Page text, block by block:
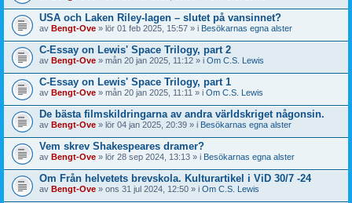
USA och Laken Riley-lagen – slutet på vansinnet?
av Bengt-Ove » lör 01 feb 2025, 15:57 » i Besökarnas egna alster
C-Essay on Lewis' Space Trilogy, part 2
av Bengt-Ove » mån 20 jan 2025, 11:12 » i Om C.S. Lewis
C-Essay on Lewis' Space Trilogy, part 1
av Bengt-Ove » mån 20 jan 2025, 11:11 » i Om C.S. Lewis
De bästa filmskildringarna av andra världskriget någonsin.
av Bengt-Ove » lör 04 jan 2025, 20:39 » i Besökarnas egna alster
Vem skrev Shakespeares dramer?
av Bengt-Ove » lör 28 sep 2024, 13:13 » i Besökarnas egna alster
Om Från helvetets brevskola. Kulturartikel i ViD 30/7 -24
av Bengt-Ove » ons 31 jul 2024, 12:50 » i Om C.S. Lewis